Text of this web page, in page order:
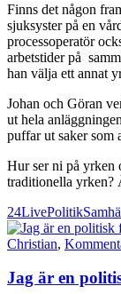
Finns det någon
sjuksyster på en
processoperatör
arbetstider på
han välja ett annat
Johan och Göran
ut hela
puffar ut saker som
Hur ser ni på yrken
traditionella yrken?
24LivePolitik
Christian,
Jag är en